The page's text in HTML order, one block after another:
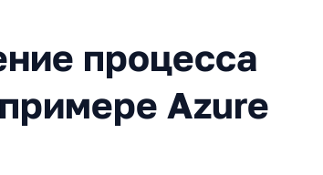
процесса
Azure